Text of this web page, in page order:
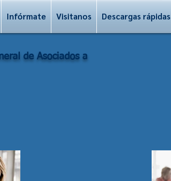
Infórmate Visitanos Descargas rápidas
de Asociados a